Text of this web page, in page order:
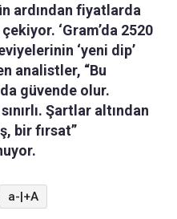
ardından fiyatlarda
‘Gram’da 2520
‘yeni dip’
analistler, “Bu
güvende olur.
Şartlar altından
bir fırsat”
a-|+A